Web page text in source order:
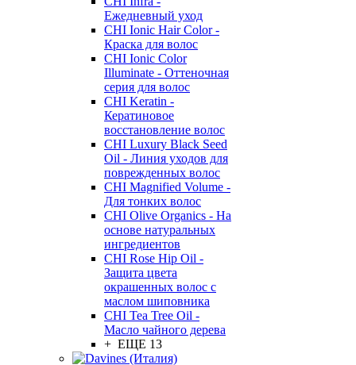
Ежедневный уход
CHI Ionic Hair Color -
Краска для волос
CHI Ionic Color
Illuminate - Оттеночная
серия для волос
CHI Keratin -
Кератиновое
восстановление волос
CHI Luxury Black Seed
Oil - Линия уходов для
поврежденных волос
CHI Magnified Volume -
Для тонких волос
CHI Olive Organics - На
основе натуральных
ингредиентов
CHI Rose Hip Oil -
Защита цвета
окрашенных волос с
маслом шиповника
CHI Tea Tree Oil -
Масло чайного дерева
+ ЕЩЕ 13